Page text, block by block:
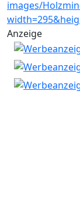
Anzeige